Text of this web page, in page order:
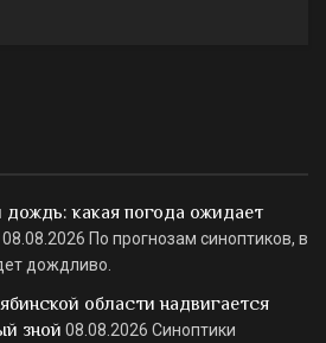
какая погода ожидает
08.08.2026 По прогнозам синоптиков, в
дождливо.
области надвигается
зной 08.08.2026 Синоптики